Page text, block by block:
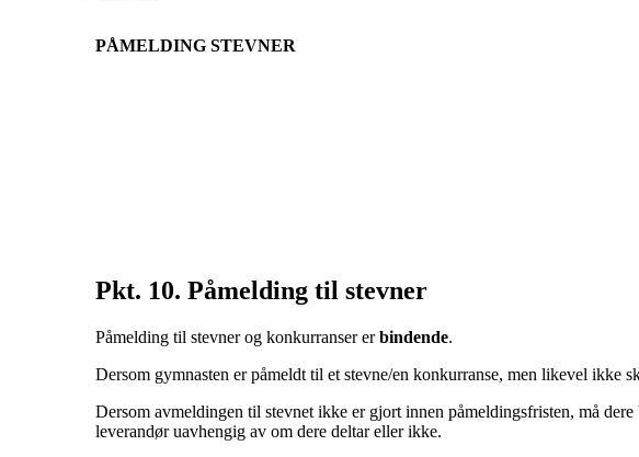
PÅMELDING STEVNER
Pkt. 10. Påmelding til stevner
Påmelding til stevner og konkurranser erbindende.
Dersom gymnasten er påmeldt til et stevne/en konkurranse, men likevel ikke
Dersom avmeldingen til stevnet ikke er gjort innen påmeldingsfristen, må
leverandør uavhengig av om dere deltar eller ikke.